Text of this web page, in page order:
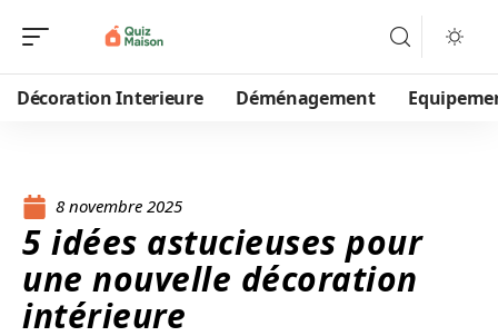
Décoration Interieure Déménagement
8 novembre 2025
5 idées astucieuses pour
une nouvelle décoration
intérieure